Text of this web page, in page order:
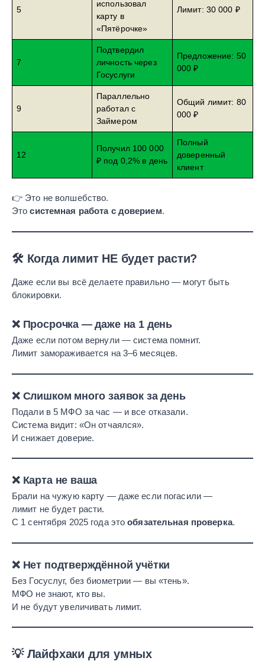
5
использовал
карту в
«Пятёрочке»
Лимит: 30 000 ₽
7
Подтвердил
личность через
Госуслуги
Предложение: 50
000 ₽
9
Параллельно
работал с
Займером
Общий лимит: 80
000 ₽
12
Получил 100 000
₽ под 0,2% в день
Полный
доверенный
клиент
👉 Это не волшебство.
Этосистемная работа с доверием.
🛠️ Когда лимит НЕ будет расти?
Даже если вы всё делаете правильно — могут быть
блокировки.
❌ Просрочка — даже на 1 день
Даже если потом вернули — система помнит.
Лимит замораживается на 3–6 месяцев.
❌ Слишком много заявок за день
Подали в 5 МФО за час — и все отказали.
Система видит: «Он отчаялся».
И снижает доверие.
❌ Карта не ваша
Брали на чужую карту — даже если погасили —
лимит не будет расти.
С 1 сентября 2025 года этообязательная проверка.
❌ Нет подтверждённой учётки
Без Госуслуг, без биометрии — вы «тень».
МФО не знают, кто вы.
И не будут увеличивать лимит.
💡 Лайфхаки для умных